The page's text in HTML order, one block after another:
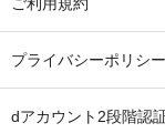
プライバシーポリシー
dアカウント2段階認